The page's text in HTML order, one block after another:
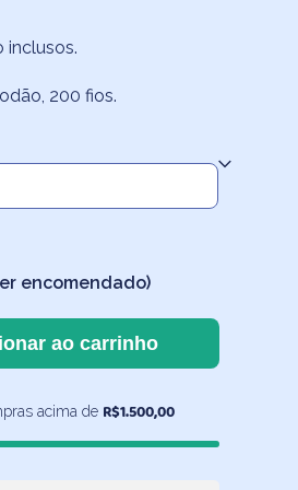
R$307,80
inclusos.
200 fios.
encomendado)
ao carrinho
acima de R$1.500,00